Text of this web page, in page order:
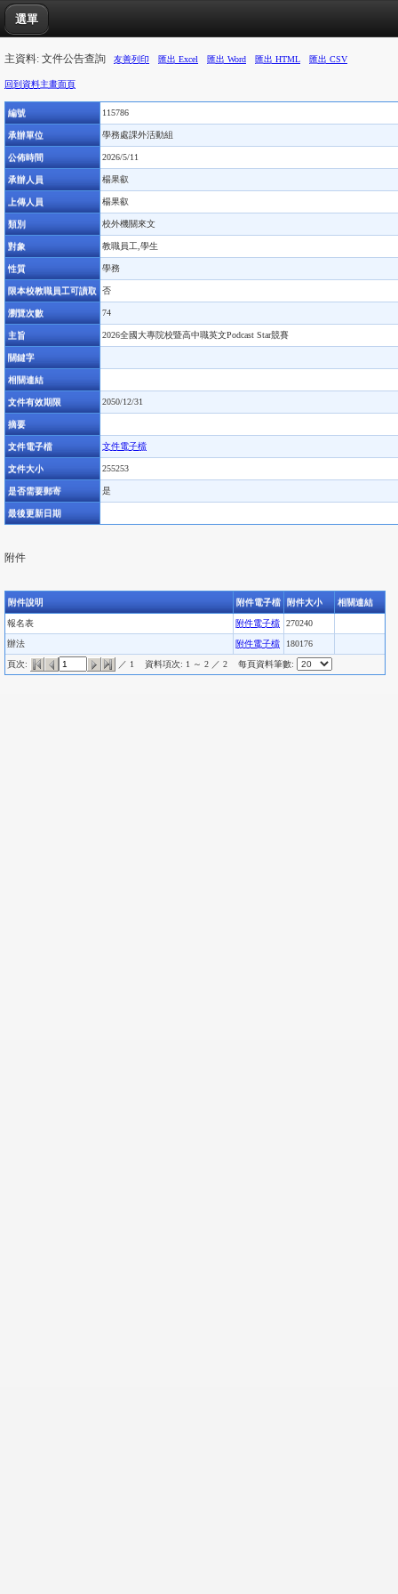
選單
主資料: 文件公告查詢 友善列印 匯出 Excel 匯出 Word 匯出 HTML 匯出 CSV
回到資料主畫面頁
編號 115786
承辦單位 學務處課外活動組
公佈時間 2026/5/11
承辦人員 楊果叡
上傳人員 楊果叡
類別 校外機關來文
對象 教職員工,學生
性質 學務
限本校教職員工可讀取 否
瀏覽次數 74
主旨 2026全國大專院校暨高中職英文Podcast Star競賽
關鍵字
相關連結
文件有效期限 2050/12/31
摘要
文件電子檔 文件電子檔
文件大小 255253
是否需要郵寄 是
最後更新日期
附件
附件說明 附件電子檔 附件大小 相關連結
報名表 附件電子檔 270240
辦法 附件電子檔 180176
頁次: ／ 1 資料項次: 1 ～ 2 ／ 2 每頁資料筆數: